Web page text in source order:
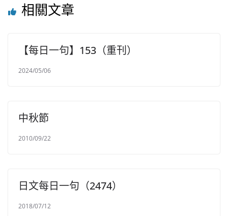
相關文章
【每日一句】153（重刊）
2024/05/06
中秋節
2010/09/22
日文每日一句（2474）
2018/07/12